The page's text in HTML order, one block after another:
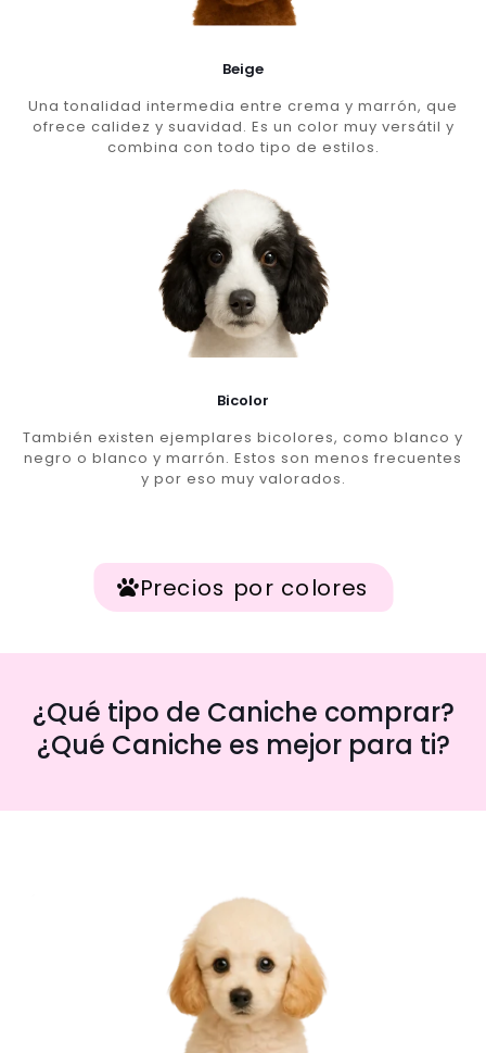
Beige
Una tonalidad intermedia entre crema y marrón, que
ofrece calidez y suavidad. Es un color muy versátil y
combina con todo tipo de estilos.
Bicolor
También existen ejemplares bicolores, como blanco y
negro o blanco y marrón. Estos son menos frecuentes
y por eso muy valorados.
Precios por colores
¿Qué tipo de Caniche comprar?
¿Qué Caniche es mejor para ti?